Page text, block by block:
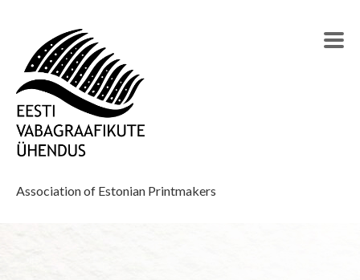
Association of Estonian Printmakers